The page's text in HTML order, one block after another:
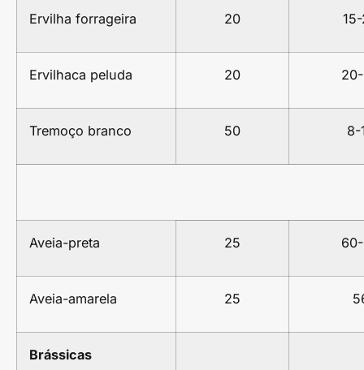
Ervilha forrageira 20
Ervilhaca peluda 20
Tremoço branco 50 8-
Aveia-preta 25
Aveia-amarela 25
Brássicas